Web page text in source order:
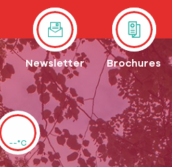
Newsletter Brochures
--°C